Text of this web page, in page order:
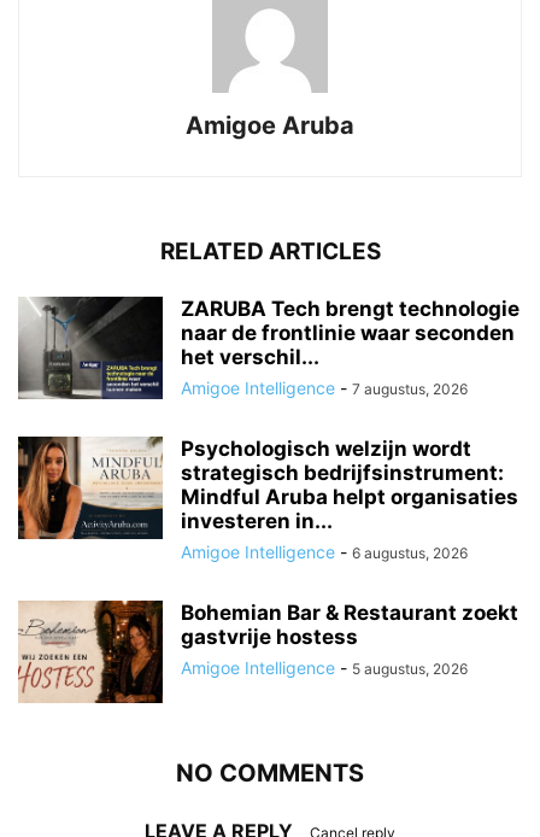
Amigoe Aruba
RELATED ARTICLES
ZARUBA Tech brengt technologie
naar de frontlinie waar seconden
het verschil...
Amigoe Intelligence - 7 augustus, 2026
Psychologisch welzijn wordt
strategisch bedrijfsinstrument:
Mindful Aruba helpt organisaties
investeren in...
Amigoe Intelligence - 6 augustus, 2026
Bohemian Bar & Restaurant zoekt
gastvrije hostess
Amigoe Intelligence - 5 augustus, 2026
NO COMMENTS
LEAVE A REPLY Cancel reply